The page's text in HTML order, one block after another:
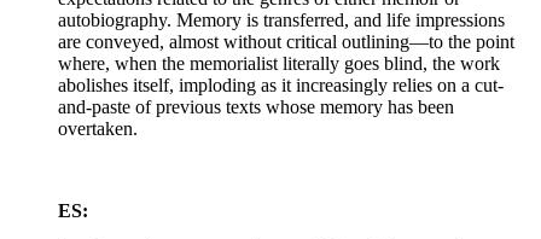
autobiography. Memory is transferred, and life impressions
are conveyed, almost without critical outlining—to the point
where, when the memorialist literally goes blind, the work
abolishes itself, imploding as it increasingly relies on a cut-
and-paste of previous texts whose memory has been
overtaken.
ES: